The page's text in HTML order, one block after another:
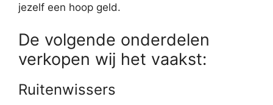
jezelf een hoop geld.
De volgende onderdelen
verkopen wij het vaakst:
Ruitenwissers